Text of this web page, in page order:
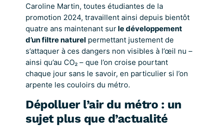
Caroline Martin, toutes étudiantes de la
promotion 2024, travaillent ainsi depuis bientôt
quatre ans maintenant surle développement
d’un filtre naturel permettant justement de
s’attaquer à ces dangers non visibles à l’œil nu –
ainsi qu’au CO₂ – que l’on croise pourtant
chaque jour sans le savoir, en particulier si l’on
arpente les couloirs du métro.
Dépolluer l’air du métro : un
sujet plus que d’actualité